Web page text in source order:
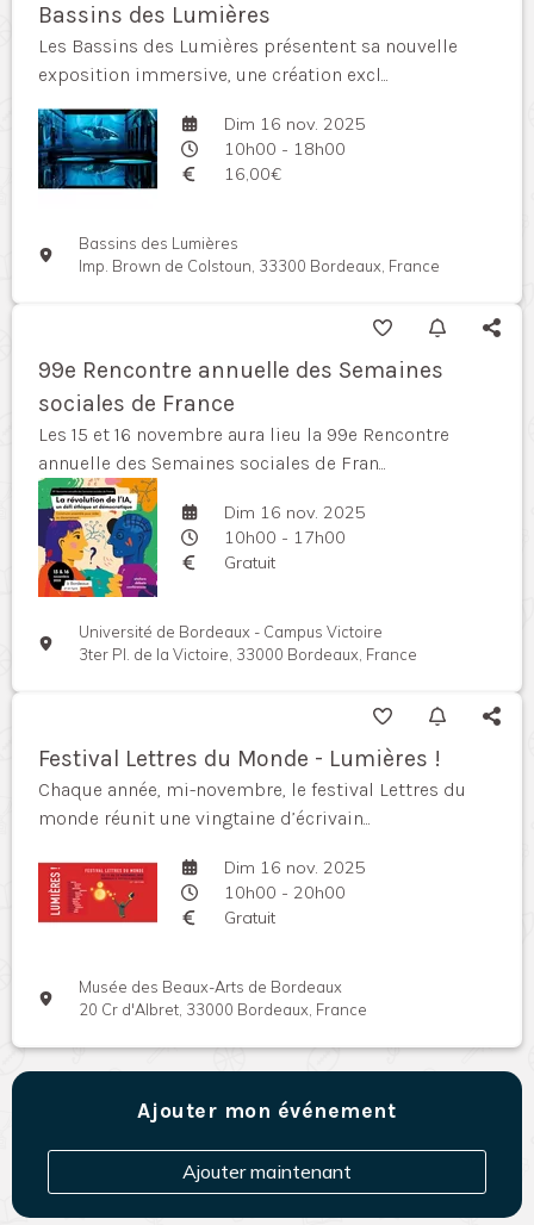
Bassins des Lumières
Les Bassins des Lumières présentent sa nouvelle
exposition immersive, une création excl...
Dim 16 nov. 2025
10h00 - 18h00
16,00€
Bassins des Lumières
Imp. Brown de Colstoun, 33300 Bordeaux, France
99e Rencontre annuelle des Semaines
sociales de France
Les 15 et 16 novembre aura lieu la 99e Rencontre
annuelle des Semaines sociales de Fran...
Dim 16 nov. 2025
10h00 - 17h00
Gratuit
Université de Bordeaux - Campus Victoire
3ter Pl. de la Victoire, 33000 Bordeaux, France
Festival Lettres du Monde - Lumières !
Chaque année, mi-novembre, le festival Lettres du
monde réunit une vingtaine d’écrivain...
Dim 16 nov. 2025
10h00 - 20h00
Gratuit
Musée des Beaux-Arts de Bordeaux
20 Cr d'Albret, 33000 Bordeaux, France
Ajouter mon événement
Ajouter maintenant